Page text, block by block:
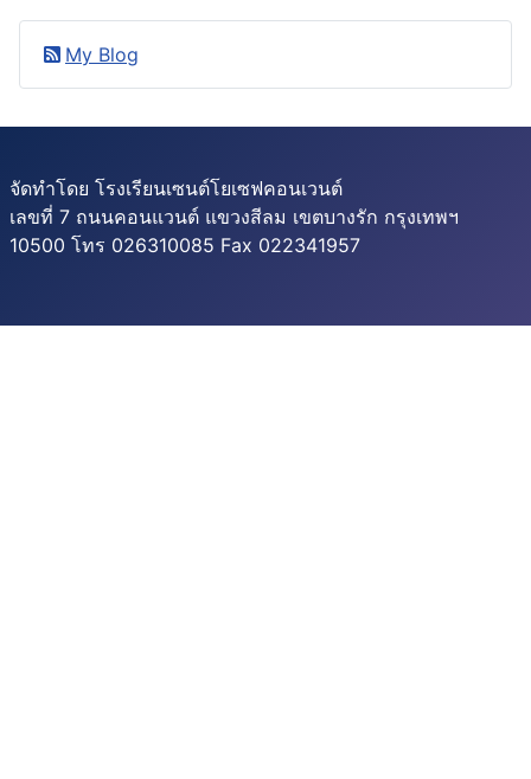
My Blog
จัดทำโดย โรงเรียนเซนต์โยเซฟคอนเวนต์
เลขที่ 7 ถนนคอนแวนต์ แขวงสีลม เขตบางรัก กรุงเทพฯ
10500 โทร 026310085 Fax 022341957